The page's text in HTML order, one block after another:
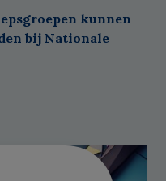
kunnen
bij Nationale